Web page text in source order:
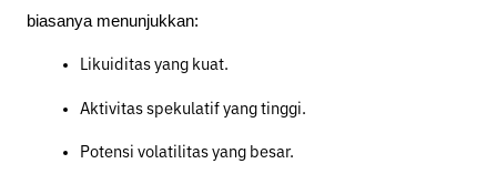
biasanya menunjukkan:
Likuiditas yang kuat.
Aktivitas spekulatif yang tinggi.
Potensi volatilitas yang besar.